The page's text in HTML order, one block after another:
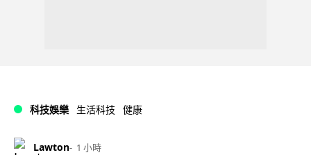
科技娛樂 生活科技 健康
Lawton 1 小時